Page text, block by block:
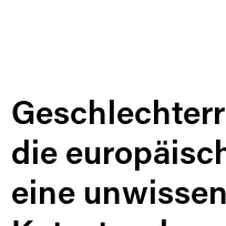
die
eine